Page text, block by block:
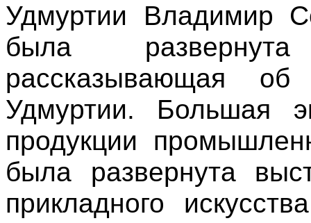
Удмуртии Владимир
была
рассказывающая
Удмуртии. Большая
продукции
была развернута
прикладного